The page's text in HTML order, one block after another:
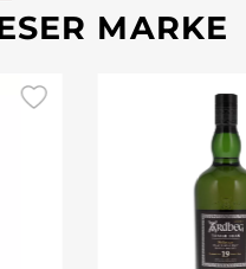
MARKE